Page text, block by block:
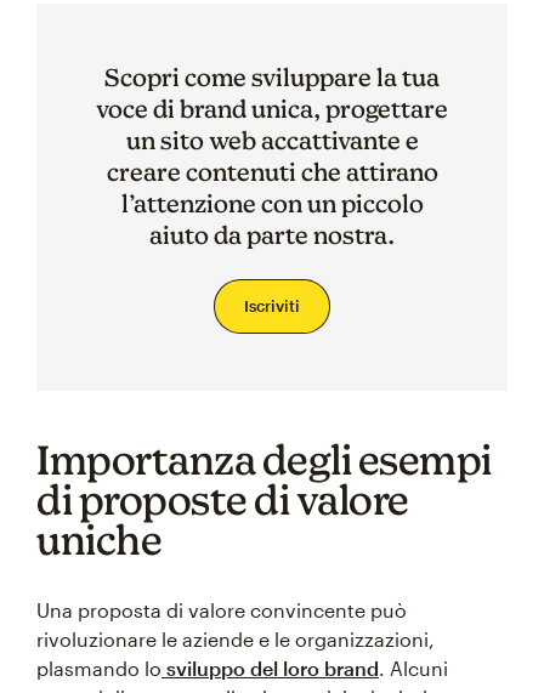
Scopri come sviluppare la tua
voce di brand unica, progettare
un sito web accattivante e
creare contenuti che attirano
l’attenzione con un piccolo
aiuto da parte nostra.
Iscriviti
Importanza degli esempi
di proposte di valore
uniche
Una proposta di valore convincente può
rivoluzionare le aziende e le organizzazioni,
plasmando lo sviluppo del loro brand. Alcuni